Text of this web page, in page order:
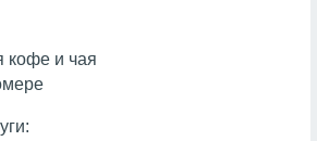
кофе и чая